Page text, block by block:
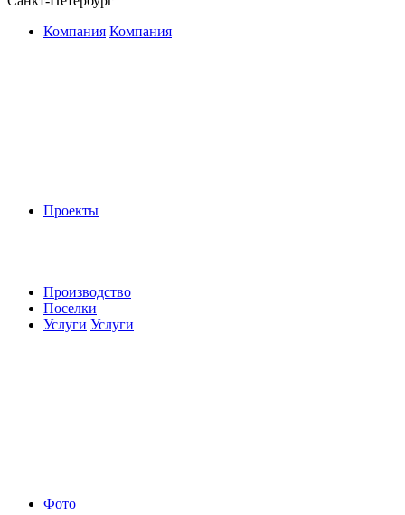
Компания Компания
Проекты
Производство
Поселки
Услуги Услуги
Фото